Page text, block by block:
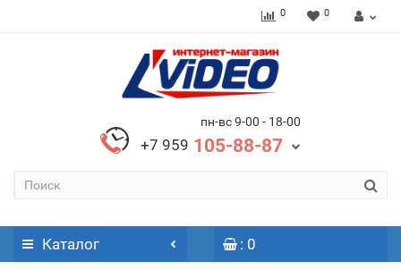
0 0
пн-вс 9-00 - 18-00
+7 959 105-88-87
Каталог : 0